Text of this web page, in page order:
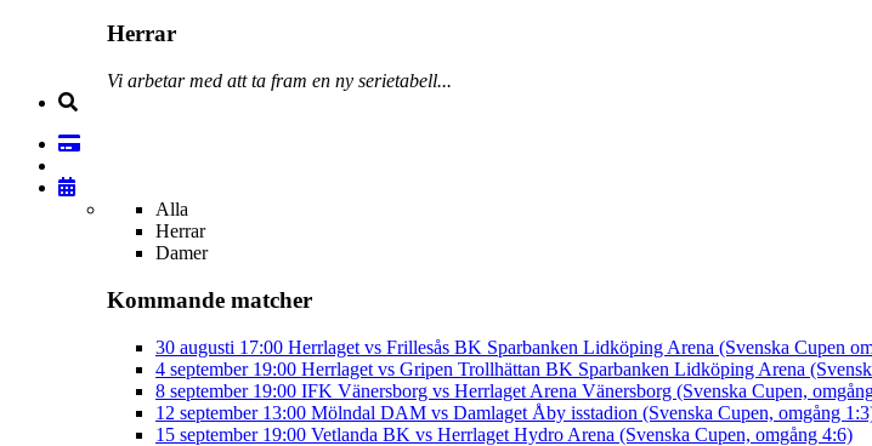
Herrar
Vi arbetar med att ta fram en ny serietabell...
Alla
Herrar
Damer
Kommande matcher
30 augusti 17:00 Herrlaget vs Frillesås BK Sparbanken Lidköping Arena (Svenska Cupen
4 september 19:00 Herrlaget vs Gripen Trollhättan BK Sparbanken Lidköping Arena
8 september 19:00 IFK Vänersborg vs Herrlaget Arena Vänersborg (Svenska Cupen,
12 september 13:00 Mölndal DAM vs Damlaget Åby isstadion (Svenska Cupen, omgång
15 september 19:00 Vetlanda BK vs Herrlaget Hydro Arena (Svenska Cupen, omgång 4:6)